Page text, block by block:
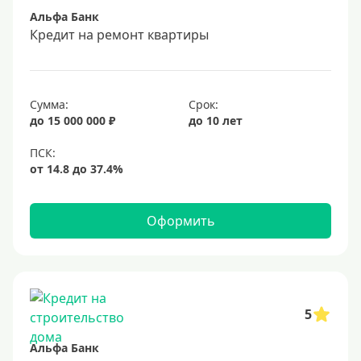
Срок
Долгосрочные
2 года
3 года
4 года
9 лет
10 лет
15 лет
Альфа Банк
Кредит на ремонт квартиры
Сумма:
до 15 000 000 ₽
Срок:
до 10 лет
Оформить
5
Альфа Банк